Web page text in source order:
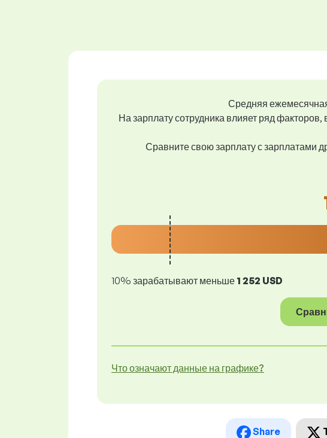
Средняя
На зарплату сотрудника влияет ряд
Сравните свою зарплату с зарплатами
10% зарабатывают меньше 1 252 USD
Что означают данные на графике?
Share